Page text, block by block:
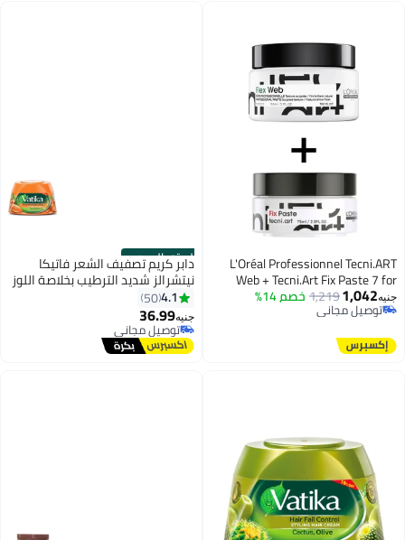
L'Oréal Professionnel Tecni.ART
Web + Tecni.Art Fix Paste 7 for
Extreme Hold Bundle
جنيه1,042
1,219خصم 14%
توصيل مجاني
توصيل مجاني
الستور الرسمي
دابر كريم تصفيف الشعر فاتيكا
نيتشرالز شديد الترطيب بخلاصة اللوز
والعسل والألوفيرا 65ملليلتر
4.1
50
جنيه36.99
توصيل مجاني
توصيل مجاني